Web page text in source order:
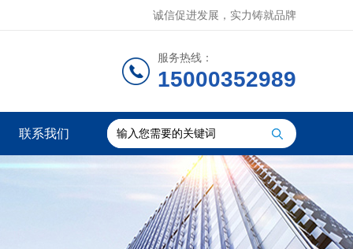
诚信促进发展，实力铸就品牌
服务热线：
15000352989
联系我们